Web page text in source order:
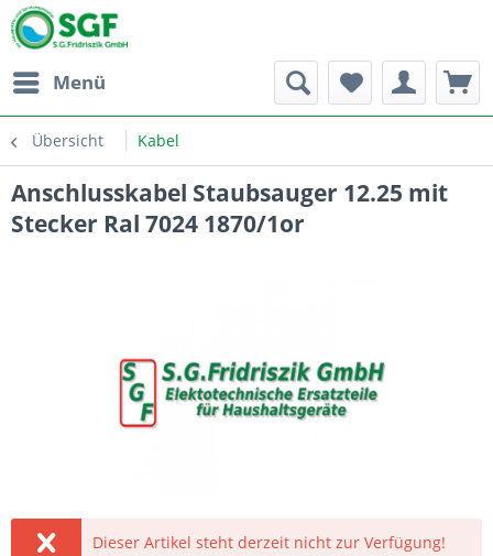
Menü
Übersicht Kabel
Anschlusskabel Staubsauger 12.25 mit
Stecker Ral 7024 1870/1or
Dieser Artikel steht derzeit nicht zur Verfügung!